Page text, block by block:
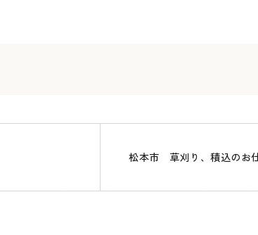
松本市 草刈り、積込のお